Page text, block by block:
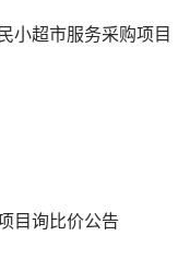
小超市服务采购项目
目询比价公告